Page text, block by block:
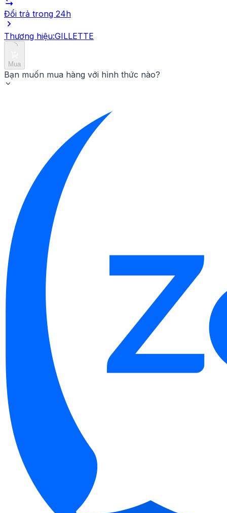
Đổi trả trong 24h
Thương hiệu:GILLETTE
Mua
Bạn muốn mua hàng với hình thức nào?